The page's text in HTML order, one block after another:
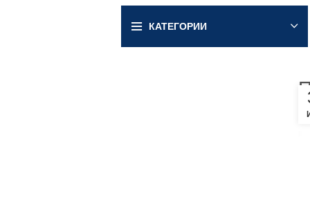
КАТЕГОРИИ